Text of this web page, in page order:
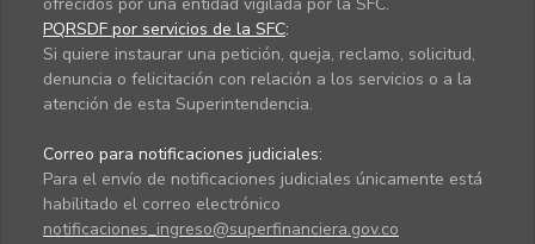
PQRSDF por servicios de la SFC:
Si quiere instaurar una petición, queja, reclamo, solicitud,
denuncia o felicitación con relación a los servicios o a la
atención de esta Superintendencia.
Correo para notificaciones judiciales:
Para el envío de notificaciones judiciales únicamente está
habilitado el correo electrónico
notificaciones_ingreso@superfinanciera.gov.co